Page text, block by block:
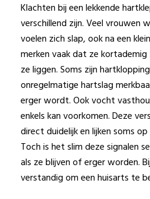
Klachten bij een lekkende
verschillend zijn. Veel vrouwen
voelen zich slap, ook na een
merken vaak dat ze
ze liggen. Soms zijn
onregelmatige hartslag
erger wordt. Ook vocht
enkels kan voorkomen. Deze
direct duidelijk en lijken soms
Toch is het slim deze signalen
als ze blijven of erger worden.
verstandig om een huisarts te